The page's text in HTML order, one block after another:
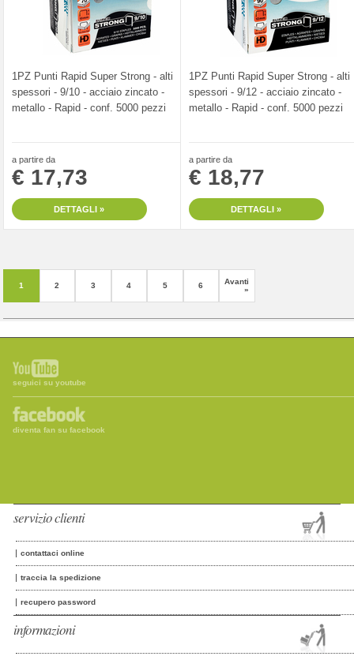
1PZ Punti Rapid Super Strong - alti
spessori - 9/10 - acciaio zincato -
metallo - Rapid - conf. 5000 pezzi
a partire da
€ 17,73
DETTAGLI »
1PZ Punti Rapid Super Strong - alti
spessori - 9/12 - acciaio zincato -
metallo - Rapid - conf. 5000 pezzi
a partire da
€ 18,77
DETTAGLI »
1 2 3 4 5 6
Avanti
»
seguici su youtube
diventa fan su facebook
servizio clienti
contattaci online
traccia la spedizione
recupero password
informazioni